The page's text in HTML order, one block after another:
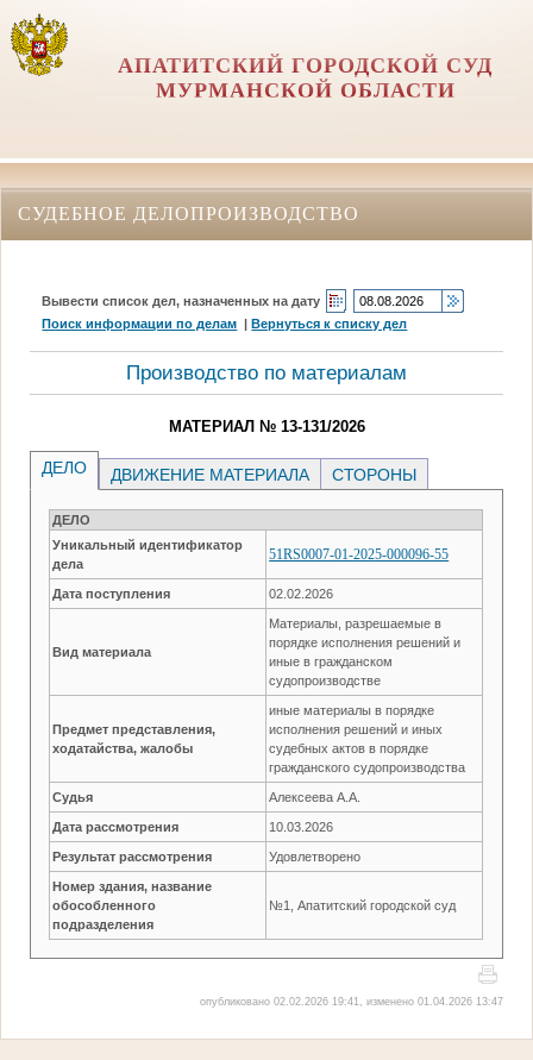
АПАТИТСКИЙ ГОРОДСКОЙ СУД
МУРМАНСКОЙ ОБЛАСТИ
СУДЕБНОЕ ДЕЛОПРОИЗВОДСТВО
Вывести список дел, назначенных на дату
Поиск информации по делам |Вернуться к списку дел
Производство по материалам
МАТЕРИАЛ № 13-131/2026
ДЕЛО ДВИЖЕНИЕ МАТЕРИАЛА СТОРОНЫ
ДЕЛО
Уникальный идентификатор
дела
51RS0007-01-2025-000096-55
Дата поступления 02.02.2026
Вид материала
Материалы, разрешаемые в
порядке исполнения решений и
иные в гражданском
судопроизводстве
Предмет представления,
ходатайства, жалобы
иные материалы в порядке
исполнения решений и иных
судебных актов в порядке
гражданского судопроизводства
Судья Алексеева А.А.
Дата рассмотрения 10.03.2026
Результат рассмотрения Удовлетворено
Номер здания, название
обособленного
подразделения
№1, Апатитский городской суд
опубликовано 02.02.2026 19:41, изменено 01.04.2026 13:47